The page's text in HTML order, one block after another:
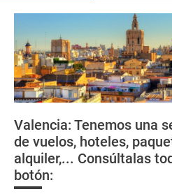
Valencia: Tenemos una
de vuelos, hoteles,
alquiler,... Consúltalas
botón:
El Fadrí
Planes para toda la familia
Organiza tu viaje
¿Cómo llegar?
¿Dónde alojarse?
Moneda y aduanas
Oficinas de Turismo
La documentación de tu reserva te
momento que el pago de la reserva
Respecto a las tarjetas de embarque,
tienen ya todos sus billetes
in por su web.
Eso sí, deberás estar atento si viajas
a que muchas de ellas exigen la
(que deberás realizar a través de su
suplemento extra en el mismo